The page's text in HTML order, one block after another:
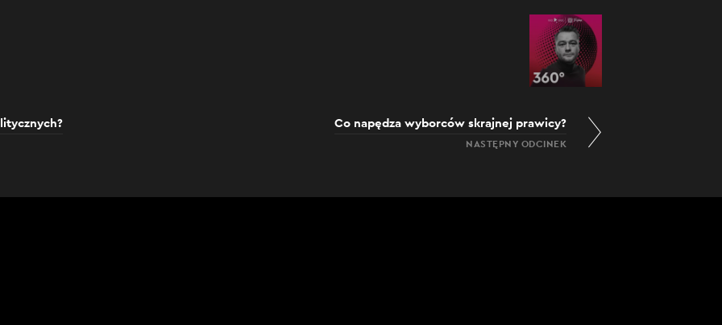
Co napędza wyborców skrajnej prawicy?
NASTĘPNY ODCINEK